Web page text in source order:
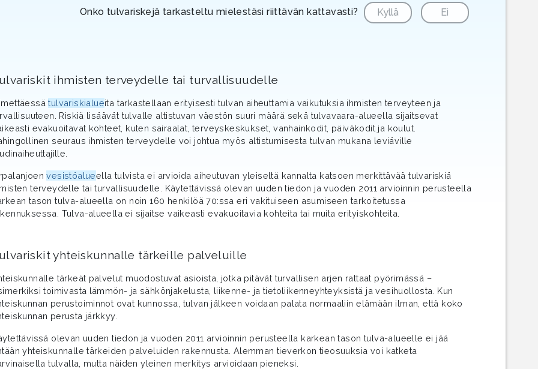
Onko tulvariskejä tarkasteltu mielestäsi riittävän kattavasti? Kyllä Ei
ihmisten terveydelle tai turvallisuudelle
tulvariskialueita tarkastellaan erityisesti tulvan aiheuttamia vaikutuksia ihmisten terveyteen ja
Riskiä lisäävät tulvalle altistuvan väestön suuri määrä sekä tulvavaara-alueella sijaitsevat
evakuoitavat kohteet, kuten sairaalat, terveyskeskukset, vanhainkodit, päiväkodit ja koulut.
seuraus ihmisten terveydelle voi johtua myös altistumisesta tulvan mukana leviäville
vesistöalueella tulvista ei arvioida aiheutuvan yleiseltä kannalta katsoen merkittävää tulvariskiä
terveydelle tai turvallisuudelle. Käytettävissä olevan uuden tiedon ja vuoden 2011 arvioinnin perusteella
tason tulva-alueella on noin 160 henkilöä 70:ssa eri vakituiseen asumiseen tarkoitetussa
Tulva-alueella ei sijaitse vaikeasti evakuoitavia kohteita tai muita erityiskohteita.
yhteiskunnalle tärkeille palveluille
tärkeät palvelut muodostuvat asioista, jotka pitävät turvallisen arjen rattaat pyörimässä –
toimivasta lämmön- ja sähkönjakelusta, liikenne- ja tietoliikenneyhteyksistä ja vesihuollosta. Kun
perustoiminnot ovat kunnossa, tulvan jälkeen voidaan palata normaaliin elämään ilman, että koko
perusta järkkyy.
olevan uuden tiedon ja vuoden 2011 arvioinnin perusteella karkean tason tulva-alueelle ei jää
yhteiskunnalle tärkeiden palveluiden rakennusta. Alemman tieverkon tieosuuksia voi katketa
tulvalla, mutta näiden yleinen merkitys arvioidaan pieneksi.